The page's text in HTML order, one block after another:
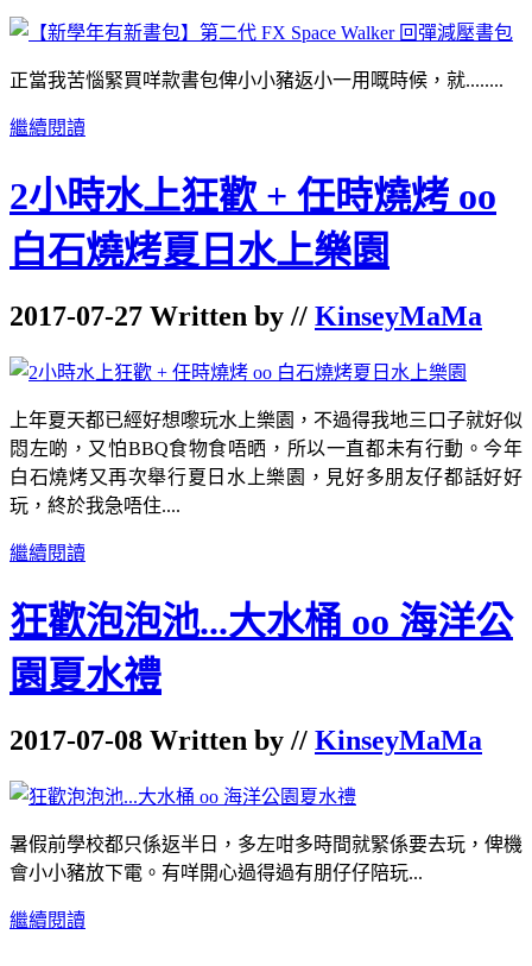
正當我苦惱緊買咩款書包俾小小豬返小一用嘅時候，就........
繼續閱讀
2小時水上狂歡 + 任時燒烤 oo
白石燒烤夏日水上樂園
2017-07-27 Written by // KinseyMaMa
上年夏天都已經好想嚟玩水上樂園，不過得我地三口子就好似
悶左啲，又怕BBQ食物食唔晒，所以一直都未有行動。今年
白石燒烤又再次舉行夏日水上樂園，見好多朋友仔都話好好
玩，終於我急唔住....
繼續閱讀
狂歡泡泡池...大水桶 oo 海洋公
園夏水禮
2017-07-08 Written by // KinseyMaMa
暑假前學校都只係返半日，多左咁多時間就緊係要去玩，俾機
會小小豬放下電。有咩開心過得過有朋仔仔陪玩...
繼續閱讀